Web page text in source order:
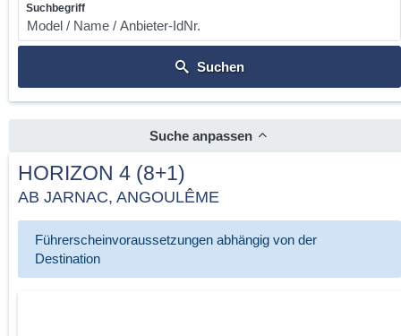
Suchbegriff
Suchen
Suche anpassen
HORIZON 4 (8+1)
AB JARNAC, ANGOULÊME
Führerscheinvoraussetzungen abhängig von der
Destination